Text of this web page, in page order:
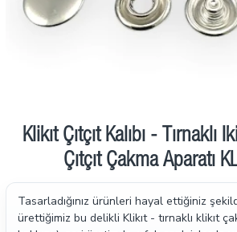
Klikıt Çıtçıt Kalıbı - Tırnaklı
Çıtçıt Çakma Aparatı
Tasarladığınız ürünleri hayal ettiğiniz
ürettiğimiz bu delikli Klikıt - tırnaklı klikıt